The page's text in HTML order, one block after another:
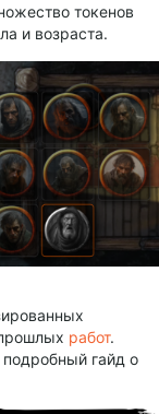
токенов
и возраста.
работ.
гайд о